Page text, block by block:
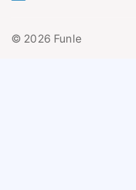
© 2026 Funle